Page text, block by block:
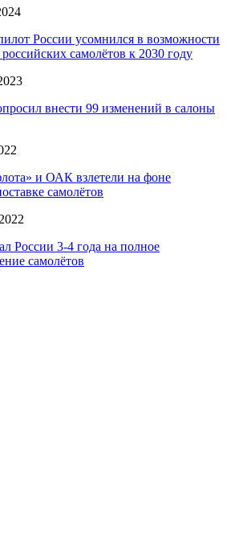
России усомнился в возможности
самолётов к 2030 году
внести 99 изменений в салоны
и ОАК взлетели на фоне
самолётов
России 3-4 года на полное
самолётов